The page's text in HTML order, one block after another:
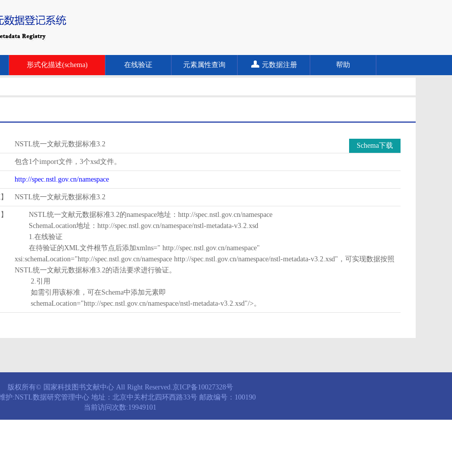
形式化描述(schema) 在线验证 元素属性查询 元数据注册 帮助
NSTL统一文献元数据标准3.2 Schema下载
包含1个import文件，3个xsd文件。
http://spec.nstl.gov.cn/namespace
NSTL统一文献元数据标准3.2
NSTL统一文献元数据标准3.2的namespace地址：http://spec.nstl.gov.cn/namespace
SchemaLocation地址：http://spec.nstl.gov.cn/namespace/nstl-metadata-v3.2.xsd
1.在线验证
在待验证的XML文件根节点后添加xmlns=" http://spec.nstl.gov.cn/namespace"
xsi:schemaLocation="http://spec.nstl.gov.cn/namespace http://spec.nstl.gov.cn/namespace/nstl-metadata-v3.2.xsd"，可实现数据按照
NSTL统一文献元数据标准3.2的语法要求进行验证。
2.引用
如需引用该标准，可在Schema中添加元素即
schemaLocation="http://spec.nstl.gov.cn/namespace/nstl-metadata-v3.2.xsd"/>。
版权所有© 国家科技图书文献中心 All Right Reserved.京ICP备10027328号
护:NSTL数据研究管理中心 地址：北京中关村北四环西路33号 邮政编号：100190
当前访问次数:19949101